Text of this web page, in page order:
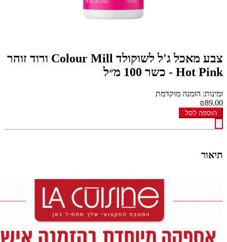
צבע מאכל ג'ל לשוקולד Colour Mill ורוד זוהר
Hot Pink - כשר 100 מ״ל
זמינות: הזמנה מוקדמת
₪89.00
הוספה לסל
תיאור